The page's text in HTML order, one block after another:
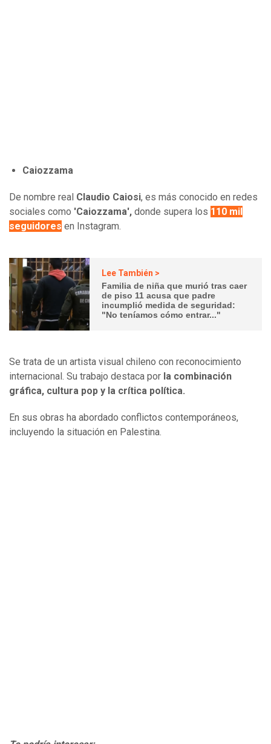
Caiozzama
De nombre real Claudio Caiosi, es más conocido en redes
sociales como 'Caiozzama', donde supera los 110 mil
seguidores en Instagram.
Lee También >
Familia de niña que murió tras caer
de piso 11 acusa que padre
incumplió medida de seguridad:
"No teníamos cómo entrar..."
Se trata de un artista visual chileno con reconocimiento
internacional. Su trabajo destaca por la combinación
gráfica, cultura pop y la crítica política.
En sus obras ha abordado conflictos contemporáneos,
incluyendo la situación en Palestina.